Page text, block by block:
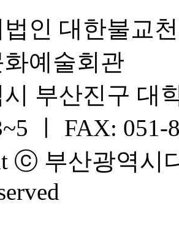
인 대한불교
예술회관
부산진구 대
ㅣ FAX: 051-
ⓒ 부산광역시